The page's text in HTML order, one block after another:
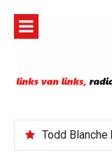
inhoud